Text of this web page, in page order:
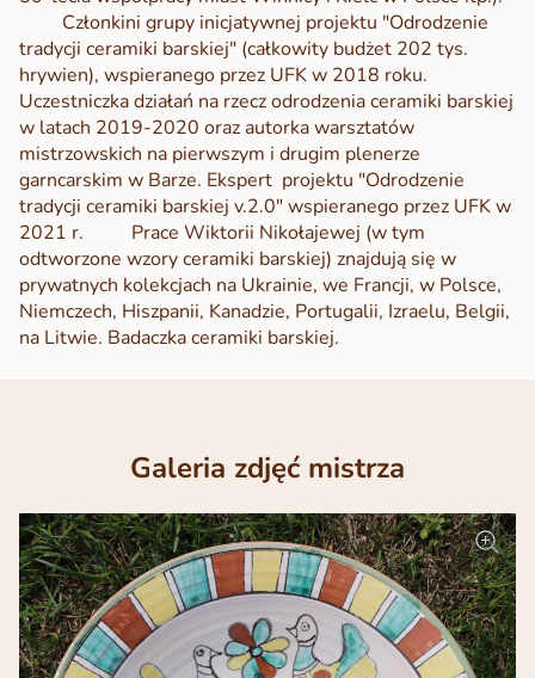
Członkini grupy inicjatywnej projektu "Odrodzenie
tradycji ceramiki barskiej" (całkowity budżet 202 tys.
hrywien), wspieranego przez UFK w 2018 roku.
Uczestniczka działań na rzecz odrodzenia ceramiki barskiej
w latach 2019-2020 oraz autorka warsztatów
mistrzowskich na pierwszym i drugim plenerze
garncarskim w Barze. Ekspert projektu "Odrodzenie
tradycji ceramiki barskiej v.2.0" wspieranego przez UFK w
2021 r.
Prace Wiktorii Nikołajewej (w tym
odtworzone wzory ceramiki barskiej) znajdują się w
prywatnych kolekcjach na Ukrainie, we Francji, w Polsce,
Niemczech, Hiszpanii, Kanadzie, Portugalii, Izraelu, Belgii,
na Litwie. Badaczka ceramiki barskiej.
Galeria zdjęć mistrza